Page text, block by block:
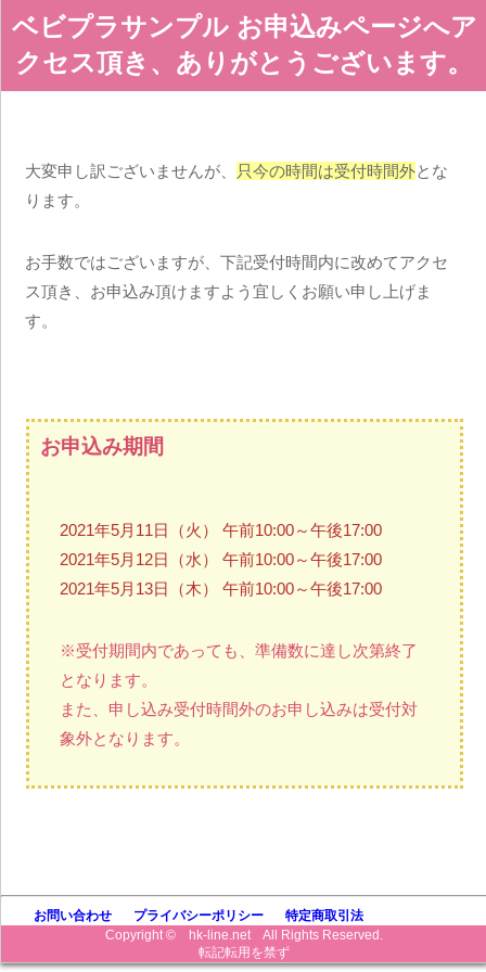
ベビプラサンプル お申込みページへア
クセス頂き、ありがとうございます。
大変申し訳ございませんが、 只今の時間は受付時間外とな
ります。
お手数ではございますが、下記受付時間内に改めてアクセ
ス頂き、お申込み頂けますよう宜しくお願い申し上げま
す。
お申込み期間
2021年5月11日（火）
午前10:00～午後17:00
2021年5月12日（水）
午前10:00～午後17:00
2021年5月13日（木）
午前10:00～午後17:00
※受付期間内であっても、準備数に達し次第終了
となります。
また、申し込み受付時間外のお申し込みは受付対
象外となります。
お問い合わせ プライバシーポリシー
特定商取引法
Copyright © hk-line.net All Rights Reserved.
転記転用を禁ず